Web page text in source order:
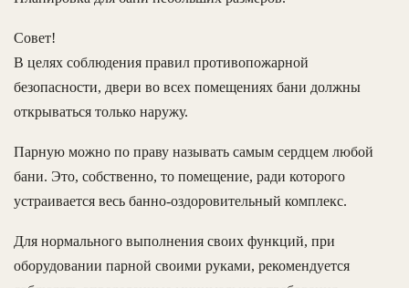
Совет!
В целях соблюдения правил противопожарной
безопасности, двери во всех помещениях бани должны
открываться только наружу.
Парную можно по праву называть самым сердцем любой
бани. Это, собственно, то помещение, ради которого
устраивается весь банно-оздоровительный комплекс.
Для нормального выполнения своих функций, при
оборудовании парной своими руками, рекомендуется